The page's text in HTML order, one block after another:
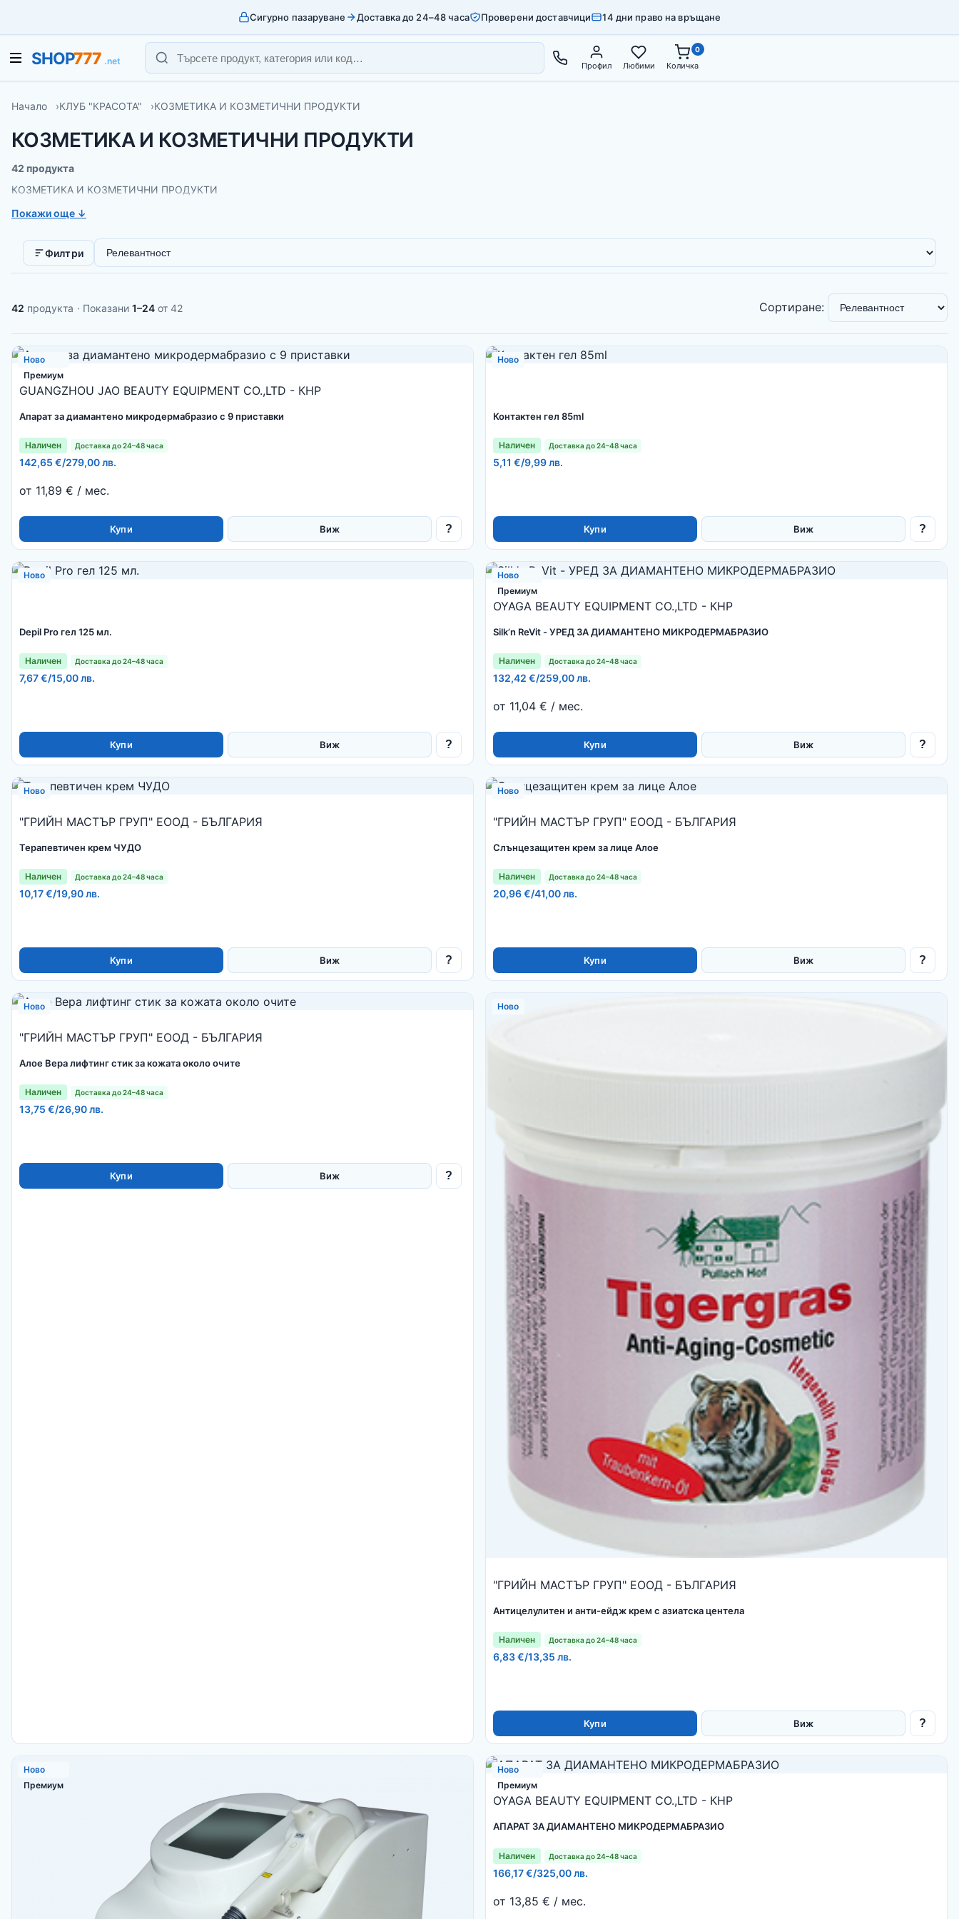
Сигурно пазаруване Доставка до 24–48 часа Проверени доставчици 14 дни право на връщане
Профил Любими Количка
0
Начало КЛУБ "КРАСОТА" КОЗМЕТИКА И КОЗМЕТИЧНИ ПРОДУКТИ
КОЗМЕТИКА И КОЗМЕТИЧНИ ПРОДУКТИ
42 продукта
КОЗМЕТИКА И КОЗМЕТИЧНИ ПРОДУКТИ
Покажи още ↓
Филтри Сортиране:
42 продукта · Показани 1–24 от 42 Сортиране:
Ново
Премиум
GUANGZHOU JAO BEAUTY EQUIPMENT CO.,LTD - КНР
Апарат за диамантено микродермабразио с 9 приставки
Наличен Доставка до 24–48 часа
142,65 €/279,00 лв.
от 11,89 € / мес.
Купи Виж ?
Ново
Контактен гел 85ml
Наличен Доставка до 24–48 часа
5,11 €/9,99 лв.
Купи Виж ?
Ново
Depil Pro гел 125 мл.
Наличен Доставка до 24–48 часа
7,67 €/15,00 лв.
Купи Виж ?
Ново
Премиум
OYAGA BEAUTY EQUIPMENT CO.,LTD - КНР
Silk’n ReVit - УРЕД ЗА ДИАМАНТЕНО МИКРОДЕРМАБРАЗИО
Наличен Доставка до 24–48 часа
132,42 €/259,00 лв.
от 11,04 € / мес.
Купи Виж ?
Ново
"ГРИЙН МАСТЪР ГРУП" ЕООД - БЪЛГАРИЯ
Терапевтичен крем ЧУДО
Наличен Доставка до 24–48 часа
10,17 €/19,90 лв.
Купи Виж ?
Ново
"ГРИЙН МАСТЪР ГРУП" ЕООД - БЪЛГАРИЯ
Слънцезащитен крем за лице Алое
Наличен Доставка до 24–48 часа
20,96 €/41,00 лв.
Купи Виж ?
Ново
"ГРИЙН МАСТЪР ГРУП" ЕООД - БЪЛГАРИЯ
Алое Вера лифтинг стик за кожата около очите
Наличен Доставка до 24–48 часа
13,75 €/26,90 лв.
Купи Виж ?
Ново
"ГРИЙН МАСТЪР ГРУП" ЕООД - БЪЛГАРИЯ
Антицелулитен и анти-ейдж крем с азиатска центела
Наличен Доставка до 24–48 часа
6,83 €/13,35 лв.
Купи Виж ?
Ново
Премиум
Ново
Премиум
OYAGA BEAUTY EQUIPMENT CO.,LTD - КНР
АПАРАТ ЗА ДИАМАНТЕНО МИКРОДЕРМАБРАЗИО
Наличен Доставка до 24–48 часа
166,17 €/325,00 лв.
от 13,85 € / мес.